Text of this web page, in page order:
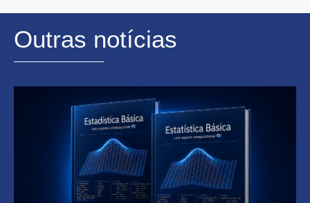
Outras notícias